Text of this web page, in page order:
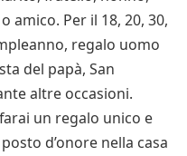
amico. Per il 18, 20, 30,
regalo uomo
del papà, San
altre occasioni.
un regalo unico e
d’onore nella casa